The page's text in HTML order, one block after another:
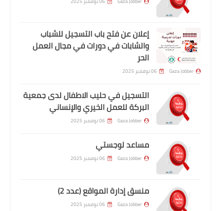
إعلان عن فتح باب التسجيل للشباب
والشابات في دورات في مجال العمل
الحر
Gaza Jobber 06 نوفمبر 2025
التسجيل في حليب الاطفال لدى جمعية
البركة للعمل الخيري والإنساني
Gaza Jobber 06 نوفمبر 2025
مساعد لوجستي
Gaza Jobber 06 نوفمبر 2025
منسق إدارة المواقع (عدد 2)
Gaza Jobber 06 نوفمبر 2025